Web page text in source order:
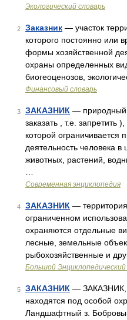
Экологический словарь
2 Заказник — участок
которого постоянно или
формы хозяйственной
охраны определенных
биогеоценозов,
Финансовый словарь
3 ЗАКАЗНИК — природный
заказать , т.е. запретить
которой ограничивается
деятельность человека
животных, растений,
Современная энциклопедия
4 ЗАКАЗНИК —
ограниченном
охраняются отдельные
лесные, земельные
рыбохозяйственные и
Большой Энциклопедический
5 ЗАКАЗНИК — ЗАКАЗНИК,
находятся под особой
Ландшафтный з.